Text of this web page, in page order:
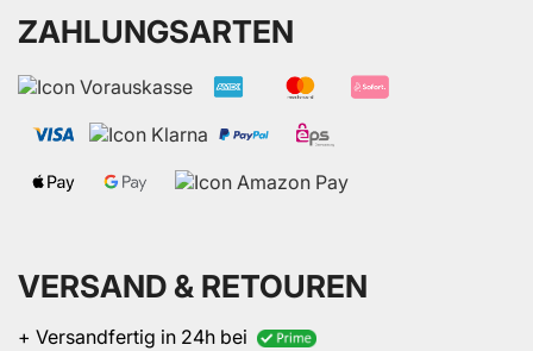
ZAHLUNGSARTEN
VERSAND & RETOUREN
+ Versandfertig in 24h bei